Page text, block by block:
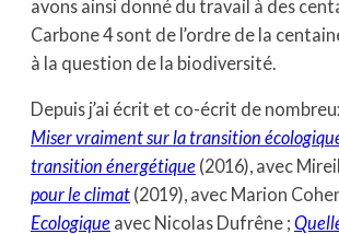
avons ainsi donné du travail à des
Carbone 4 sont de l’ordre de la
à la question de la biodiversité.
Depuis j’ai écrit et co-écrit de
Miser vraiment sur la transition
transition énergétique (2016), avec
pour le climat (2019), avec Marion
Ecologique avec Nicolas Dufrêne ;